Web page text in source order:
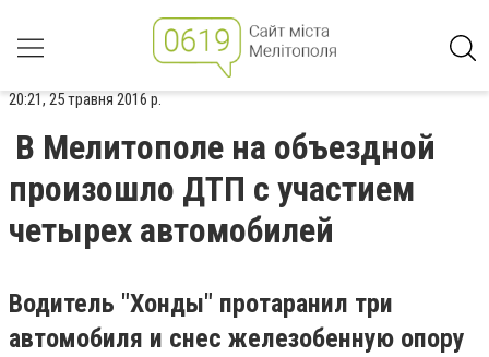
20:21, 25 травня 2016 р.
В Мелитополе на объездной
произошло ДТП с участием
четырех автомобилей
Водитель "Хонды" протаранил три
автомобиля и снес железобенную опору